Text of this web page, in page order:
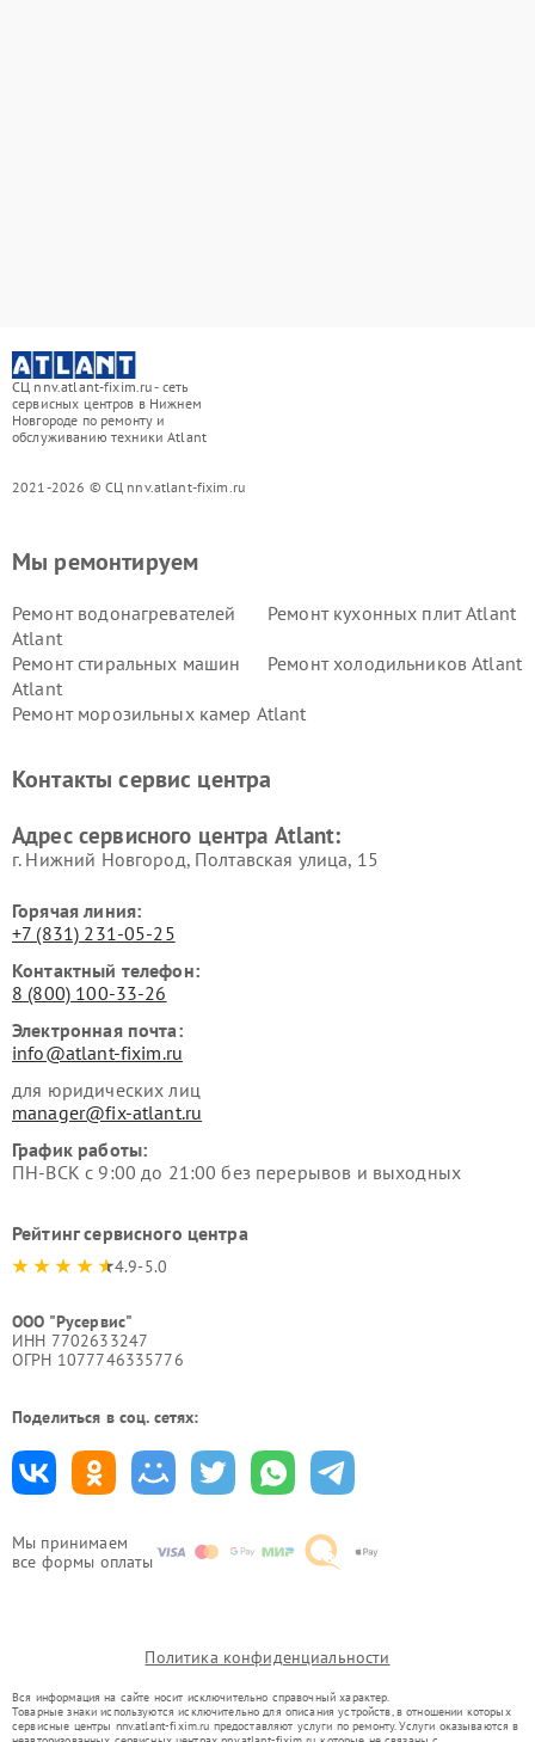
СЦ nnv.atlant-fixim.ru - сеть
сервисных центров в Нижнем
Новгороде по ремонту и
обслуживанию техники Atlant
2021-2026 © СЦ nnv.atlant-fixim.ru
Мы принимаем
все формы оплаты
Мы ремонтируем
Ремонт водонагревателей
Atlant
Ремонт кухонных плит Atlant
Ремонт стиральных машин
Atlant
Ремонт холодильников Atlant
Ремонт морозильных камер Atlant
Контакты сервис центра
Адрес сервисного центра Atlant:
г. Нижний Новгород, Полтавская улица, 15
Горячая линия:
+7 (831) 231-05-25
Контактный телефон:
8 (800) 100-33-26
Электронная почта:
info@atlant-fixim.ru
для юридических лиц
manager@fix-atlant.ru
График работы:
ПН-ВСК с 9:00 до 21:00 без перерывов и выходных
Рейтинг сервисного центра
4.9-5.0
ООО "Русервис"
ИНН 7702633247
ОГРН 1077746335776
Поделиться в соц. сетях:
Политика конфиденциальности
Вся информация на сайте носит исключительно справочный характер.
Товарные знаки используются исключительно для описания устройств, в отношении которых
сервисные центры nnv.atlant-fixim.ru предоставляют услуги по ремонту. Услуги оказываются в